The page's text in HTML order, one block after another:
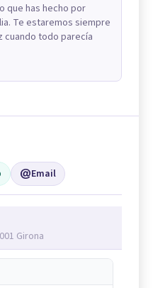
que has hecho por
Te estaremos siempre
cuando todo parecía
Email
Girona